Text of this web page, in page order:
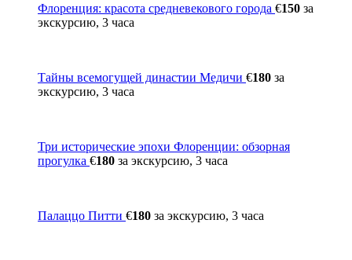
Флоренция: красота средневекового города €150 за
экскурсию, 3 часа
Тайны всемогущей династии Медичи €180 за
экскурсию, 3 часа
Три исторические эпохи Флоренции: обзорная
прогулка €180 за экскурсию, 3 часа
Палаццо Питти €180 за экскурсию, 3 часа